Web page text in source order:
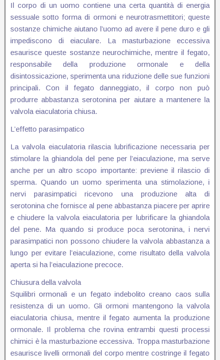
Il corpo di un uomo contiene una certa quantità di energia
sessuale sotto forma di ormoni e neurotrasmettitori; queste
sostanze chimiche aiutano l’uomo ad avere il pene duro e gli
impediscono di eiaculare. La masturbazione eccessiva
esaurisce queste sostanze neurochimiche, mentre il fegato,
responsabile della produzione ormonale e della
disintossicazione, sperimenta una riduzione delle sue funzioni
principali. Con il fegato danneggiato, il corpo non può
produrre abbastanza serotonina per aiutare a mantenere la
valvola eiaculatoria chiusa.
L’effetto parasimpatico
La valvola eiaculatoria rilascia lubrificazione necessaria per
stimolare la ghiandola del pene per l’eiaculazione, ma serve
anche per un altro scopo importante: previene il rilascio di
sperma. Quando un uomo sperimenta una stimolazione, i
nervi parasimpatici ricevono una produzione alta di
serotonina che fornisce al pene abbastanza piacere per aprire
e chiudere la valvola eiaculatoria per lubrificare la ghiandola
del pene. Ma quando si produce poca serotonina, i nervi
parasimpatici non possono chiudere la valvola abbastanza a
lungo per evitare l’eiaculazione, come risultato della valvola
aperta si ha l’eiaculazione precoce.
Chiusura della valvola
Squilibri ormonali e un fegato indebolito creano caos sulla
resistenza di un uomo. Gli ormoni mantengono la valvola
eiaculatoria chiusa, mentre il fegato aumenta la produzione
ormonale. Il problema che rovina entrambi questi processi
chimici è la masturbazione eccessiva. Troppa masturbazione
esaurisce livelli ormonali del corpo mentre costringe il fegato